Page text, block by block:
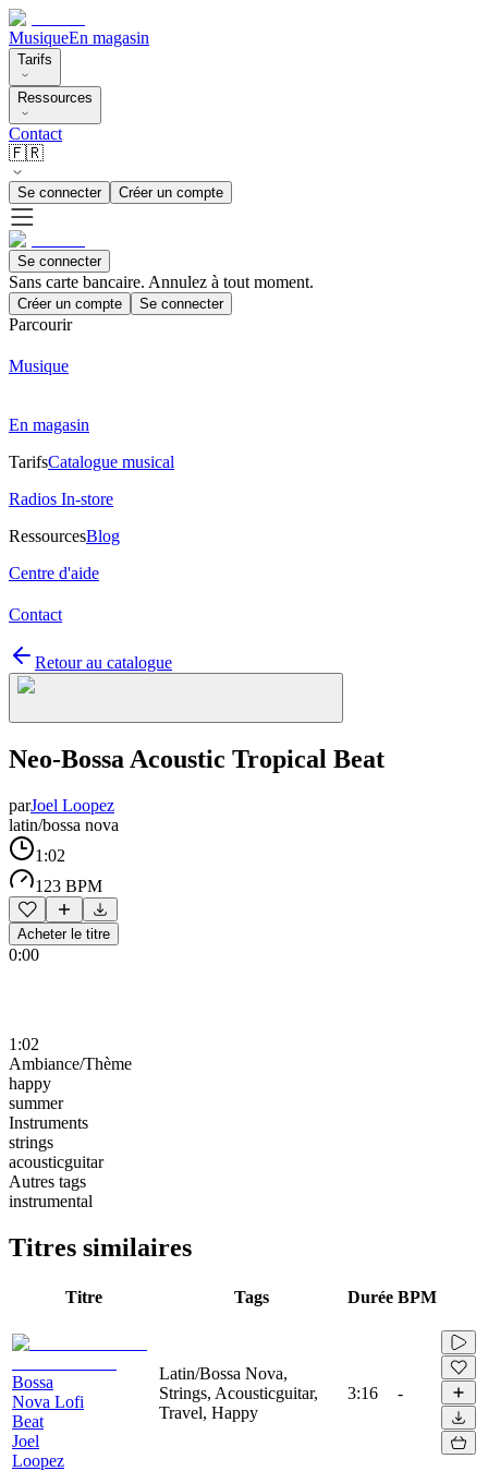
MusiqueEn magasin
Tarifs
Ressources
Contact
🇫🇷
Se connecter Créer un compte
Se connecter
Sans carte bancaire. Annulez à tout moment.
Créer un compte Se connecter
Parcourir
Musique
En magasin
TarifsCatalogue musical
Radios In-store
RessourcesBlog
Centre d'aide
Contact
Retour au catalogue
Neo-Bossa Acoustic Tropical Beat
parJoel Loopez
latin/bossa nova
1:02
123 BPM
Acheter le titre
0:00
1:02
Ambiance/Thème
happy
summer
Instruments
strings
acousticguitar
Autres tags
instrumental
Titres similaires
Titre Tags Durée BPM
Bossa
Nova Lofi
Beat
Joel
Loopez
Latin/Bossa Nova,
Strings, Acousticguitar,
Travel, Happy
3:16 -